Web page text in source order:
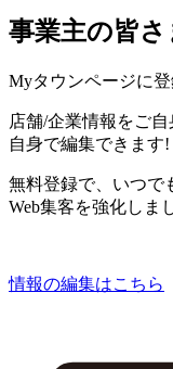
事業主の皆さ
Myタウンページに登
店舗/企業情報をご
自身で編集できます!
無料登録で、いつで
Web集客を強化しま
情報の編集はこちら